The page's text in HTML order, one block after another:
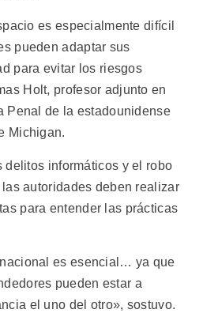
es especialmente difícil
pueden adaptar sus
para evitar los riesgos
Holt, profesor adjunto en
Penal de la estadounidense
Michigan.
delitos informáticos y el robo
autoridades deben realizar
para entender las prácticas
es esencial… ya que
pueden estar a
el uno del otro», sostuvo.